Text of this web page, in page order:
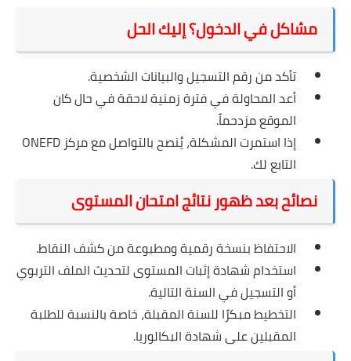
مشاكل في الدخول؟ إليك الحل
تأكد من رقم التسجيل والبيانات الشخصية.
أعد المحاولة في فترة زمنية لاحقة في حال كان
الموقع مزدحماً.
إذا استمرت المشكلة، يُنصح بالتواصل مع مركز ONEFD
التابع لك.
نصائح بعد ظهور نتائج امتحان المستوى
الاحتفاظ بنسخة رقمية ومطبوعة من كشف النقاط.
استخدام شهادة إثبات المستوى لتحديث الملف التربوي
أو التسجيل في السنة التالية.
التخطيط مبكرًا للسنة المقبلة، خاصة بالنسبة للطلبة
المقبلين على شهادة البكالوريا.